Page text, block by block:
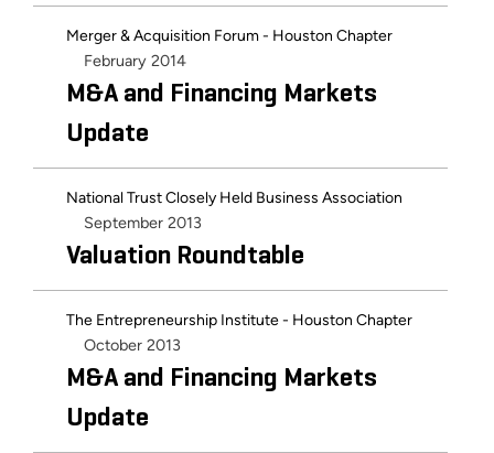
Merger & Acquisition Forum - Houston Chapter
February 2014
M&A and Financing Markets
Update
National Trust Closely Held Business Association
September 2013
Valuation Roundtable
The Entrepreneurship Institute - Houston Chapter
October 2013
M&A and Financing Markets
Update